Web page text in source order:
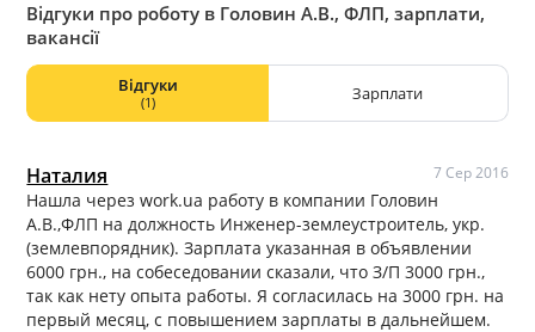
Відгуки про роботу в Головин А.В., ФЛП, зарплати,
вакансії
Відгуки
(1) Зарплати
Наталия 7 Сер 2016
Нашла через work.ua работу в компании Головин
А.В.,ФЛП на должность Инженер-землеустроитель, укр.
(землевпорядник). Зарплата указанная в объявлении
6000 грн., на собеседовании сказали, что З/П 3000 грн.,
так как нету опыта работы. Я согласилась на 3000 грн. на
первый месяц, с повышением зарплаты в дальнейшем.